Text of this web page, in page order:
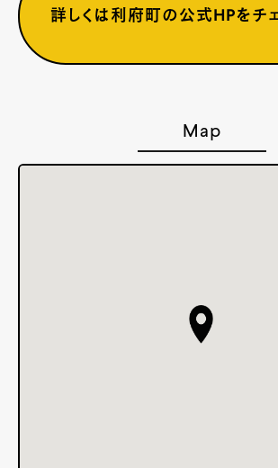
詳しくは利府町の公式HPをチェ
Map